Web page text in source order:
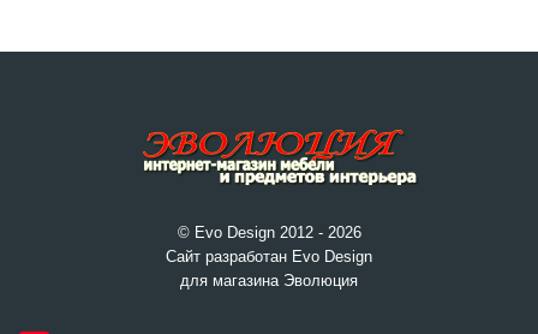
© Evo Design 2012 - 2026
Сайт разработан Evo Design
для магазина Эволюция